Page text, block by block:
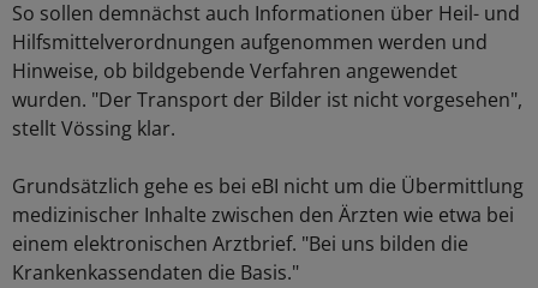
So sollen demnächst auch Informationen über Heil- und
Hilfsmittelverordnungen aufgenommen werden und
Hinweise, ob bildgebende Verfahren angewendet
wurden. "Der Transport der Bilder ist nicht vorgesehen",
stellt Vössing klar.
Grundsätzlich gehe es bei eBI nicht um die Übermittlung
medizinischer Inhalte zwischen den Ärzten wie etwa bei
einem elektronischen Arztbrief. "Bei uns bilden die
Krankenkassendaten die Basis."